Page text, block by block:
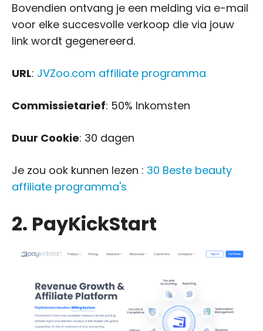
Bovendien ontvang je een melding via e-mail
voor elke succesvolle verkoop die via jouw
link wordt gegenereerd.
URL: JVZoo.com affiliate programma
Commissietarief: 50% Inkomsten
Duur Cookie: 30 dagen
Je zou ook kunnen lezen : 30 Beste beauty
affiliate programma's
2. PayKickStart